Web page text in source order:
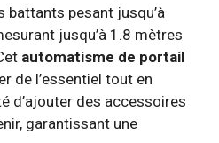
battants pesant jusqu’à
jusqu’à 1.8 mètres
automatisme de portail
de l’essentiel tout en
d’ajouter des accessoires
garantissant une